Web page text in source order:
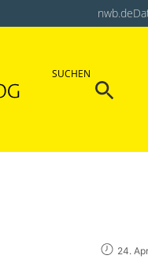
nwb.de
SUCHEN
Search
24.